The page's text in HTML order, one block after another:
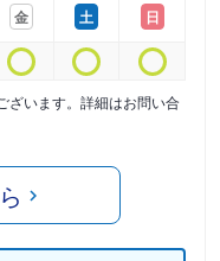
金
土
日
ざいます。詳細はお問い合